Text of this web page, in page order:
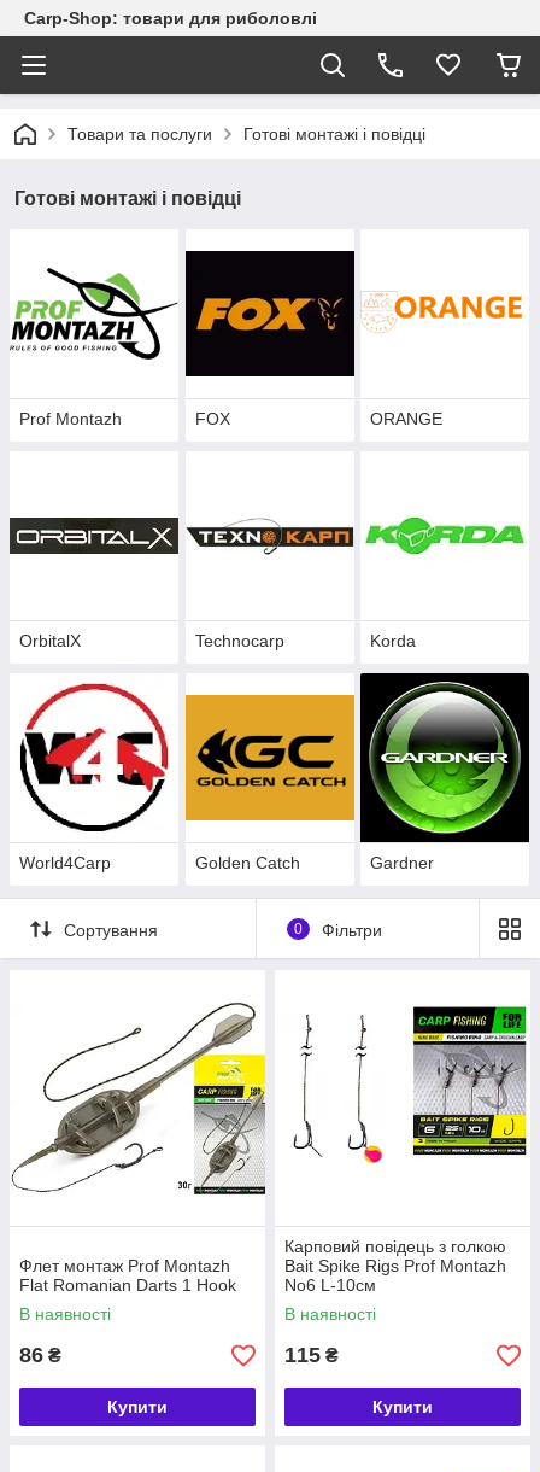
Carp-Shop: товари для риболовлі
Товари та послуги Готові монтажі і повідці
Готові монтажі і повідці
Prof Montazh FOX ORANGE
OrbitalX Technocarp Korda
World4Carp Golden Catch Gardner
Сортування 0 Фільтри
Флет монтаж Prof Montazh
Flat Romanian Darts 1 Hook
В наявності
86 ₴
Купити
Карповий повідець з голкою
Bait Spike Rigs Prof Montazh
No6 L-10см
В наявності
115 ₴
Купити